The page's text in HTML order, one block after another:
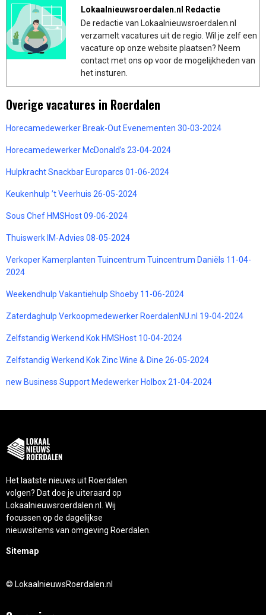
Lokaalnieuwsroerdalen.nl Redactie
De redactie van Lokaalnieuwsroerdalen.nl
verzamelt vacatures uit de regio. Wil je zelf een
vacature op onze website plaatsen? Neem
contact met ons op voor de mogelijkheden van
het insturen.
Overige vacatures in Roerdalen
Horecamedewerker Break-Out Evenementen 30-03-2024
Horecamedewerker McDonald’s 23-04-2024
Hulpkracht Snackbar Europarcs 01-06-2024
Keukenhulp ’t Veerhuis 26-05-2024
Sous Chef HMSHost 09-06-2024
Thuiswerk IM-Advies 08-05-2024
Verkoper Kamerplanten Tuincentrum Tuincentrum Daniëls 11-04-
2024
Weekendhulp Vakantiehulp Shoeby 11-06-2024
Zaterdaghulp Verkoopmedewerker RoerdalenNU.nl 19-04-2024
Zelfstandig Werkend Kok HMSHost 10-04-2024
Zelfstandig Werkend Kok Zinc Wine & Dine 26-05-2024
new Business Support Medewerker Holbox 21-04-2024
Het laatste nieuws uit Roerdalen
volgen? Dat doe je uiteraard op
Lokaalnieuwsroerdalen.nl. Wij
focussen op de dagelijkse
nieuwsitems van omgeving Roerdalen.
Sitemap
© LokaalnieuwsRoerdalen.nl